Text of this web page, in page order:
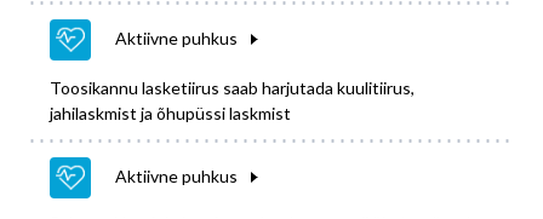
Aktiivne puhkus
Toosikannu lasketiirus saab harjutada kuulitiirus,
jahilaskmist ja õhupüssi laskmist
Aktiivne puhkus